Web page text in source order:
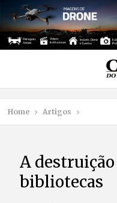
Home Artigos
A
bibliotecas